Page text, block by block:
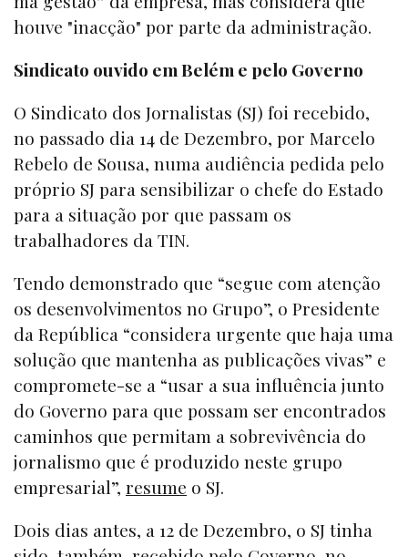
houve "inacção" por parte da administração.
Sindicato ouvido em Belém e pelo Governo
O Sindicato dos Jornalistas (SJ) foi recebido,
no passado dia 14 de Dezembro, por Marcelo
Rebelo de Sousa, numa audiência pedida pelo
próprio SJ para sensibilizar o chefe do Estado
para a situação por que passam os
trabalhadores da TIN.
Tendo demonstrado que “segue com atenção
os desenvolvimentos no Grupo”, o Presidente
da República “considera urgente que haja uma
solução que mantenha as publicações vivas” e
compromete-se a “usar a sua influência junto
do Governo para que possam ser encontrados
caminhos que permitam a sobrevivência do
jornalismo que é produzido neste grupo
empresarial”, resume o SJ.
Dois dias antes, a 12 de Dezembro, o SJ tinha